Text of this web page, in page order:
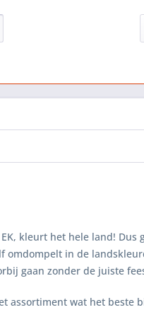
kleurt het hele land!
omdompelt in de
gaan zonder de juiste
assortiment wat het beste